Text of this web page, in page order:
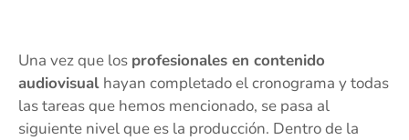
Una vez que los profesionales en contenido
audiovisual hayan completado el cronograma y todas
las tareas que hemos mencionado, se pasa al
siguiente nivel que es la producción. Dentro de la